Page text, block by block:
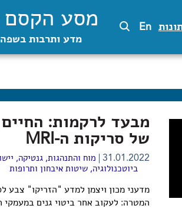
En מסע הקסם
מדע ותרבות בשפה
מבעד לרקמות:
של סריקות ה-MRI
31.01.2022 מוח והתנהגות,גנטיקה,
ביוטכנולוגיה,שיטות איבחון ותרופות
המטרה: לעקוב אחר ביטוי גנים במעמקי